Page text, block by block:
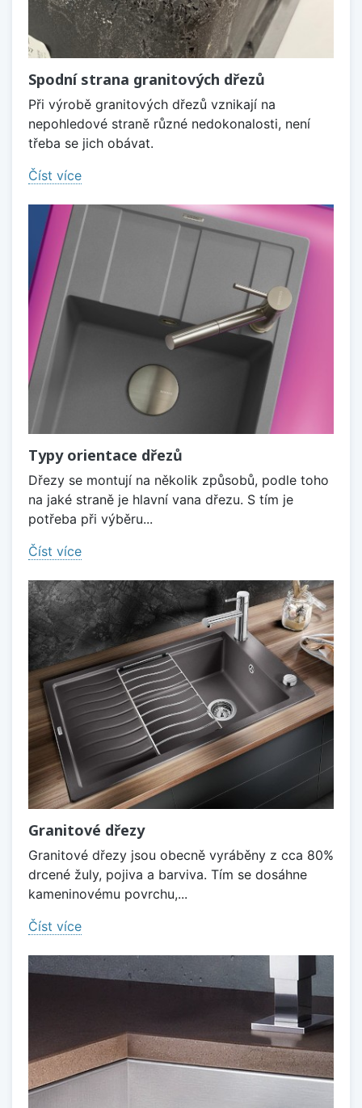
Spodní strana granitových dřezů
Při výrobě granitových dřezů vznikají na
nepohledové straně různé nedokonalosti, není
třeba se jich obávat.
Číst více
Typy orientace dřezů
Dřezy se montují na několik způsobů, podle toho
na jaké straně je hlavní vana dřezu. S tím je
potřeba při výběru...
Číst více
Granitové dřezy
Granitové dřezy jsou obecně vyráběny z cca 80%
drcené žuly, pojiva a barviva. Tím se dosáhne
kameninovému povrchu,...
Číst více